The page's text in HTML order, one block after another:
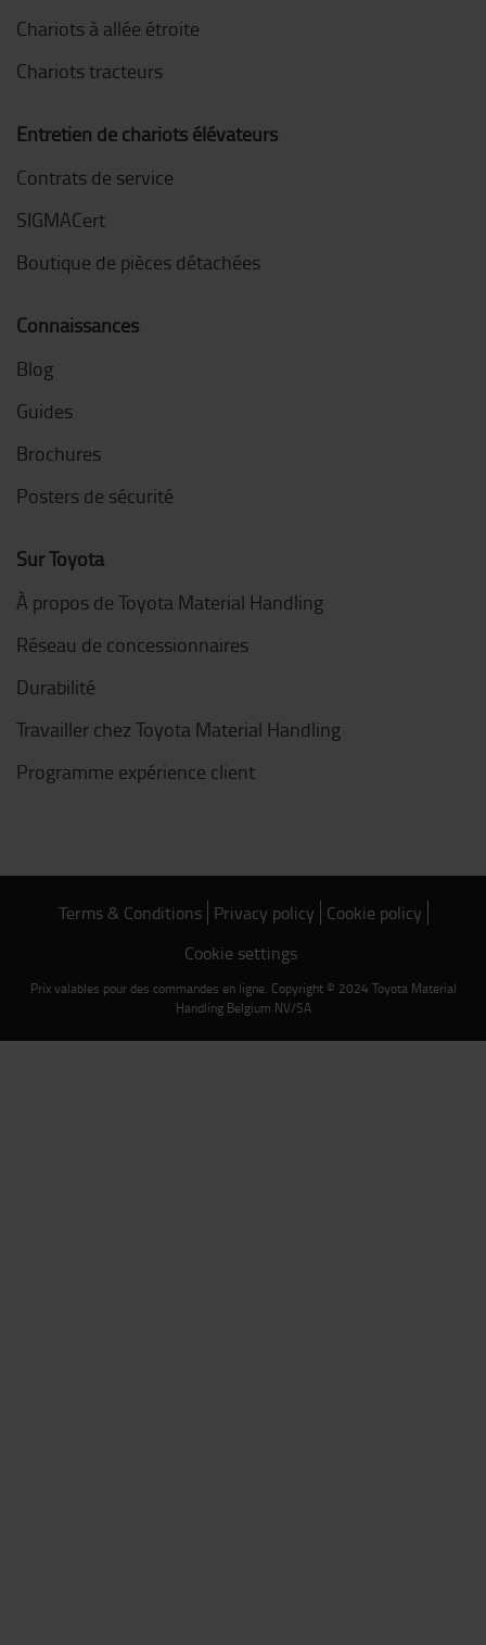
Chariots à allée étroite
Chariots tracteurs
Entretien de chariots élévateurs
Contrats de service
SIGMACert
Boutique de pièces détachées
Connaissances
Blog
Guides
Brochures
Posters de sécurité
Sur Toyota
À propos de Toyota Material Handling
Réseau de concessionnaires
Durabilité
Travailler chez Toyota Material Handling
Programme expérience client
Terms & Conditions Privacy policy Cookie policy
Cookie settings
Prix valables pour des commandes en ligne. Copyright © 2024 Toyota Material
Handling Belgium NV/SA